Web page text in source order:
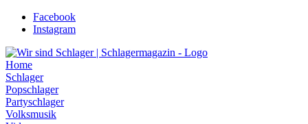
Zum
Inhalt
Facebook
Instagram
Home
Schlager
Popschlager
Partyschlager
Volksmusik